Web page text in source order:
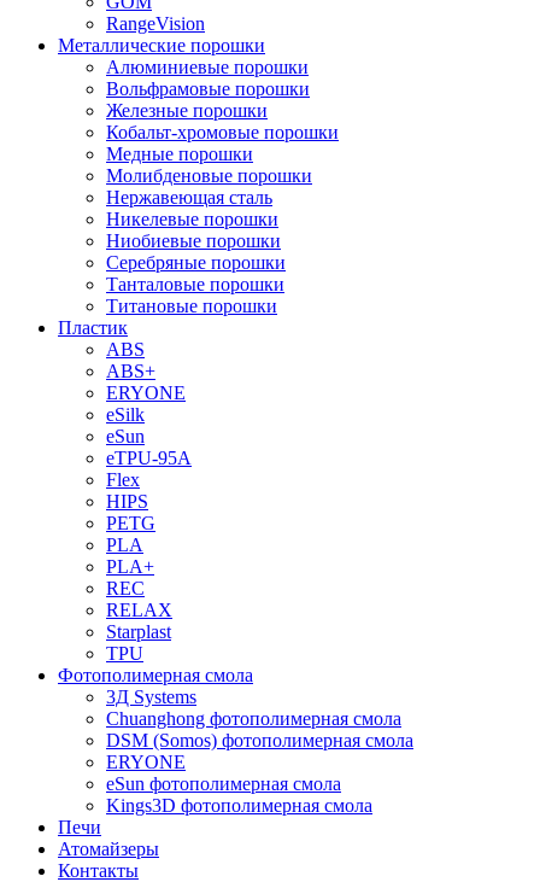
RangeVision
Металлические порошки
Алюминиевые порошки
Вольфрамовые порошки
Железные порошки
Кобальт-хромовые порошки
Медные порошки
Молибденовые порошки
Нержавеющая сталь
Никелевые порошки
Ниобиевые порошки
Серебряные порошки
Танталовые порошки
Титановые порошки
Пластик
ABS
ABS+
ERYONE
eSilk
eSun
eTPU-95A
Flex
HIPS
PETG
PLA
PLA+
REC
RELAX
Starplast
TPU
Фотополимерная смола
3Д Systems
Chuanghong фотополимерная смола
DSM (Somos) фотополимерная смола
ERYONE
eSun фотополимерная смола
Kings3D фотополимерная смола
Печи
Атомайзеры
Контакты